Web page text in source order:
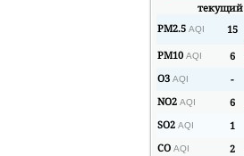
текущий
PM2.5 AQI 15
PM10 AQI 6
O3 AQI -
NO2 AQI 6
SO2 AQI 1
CO AQI 2